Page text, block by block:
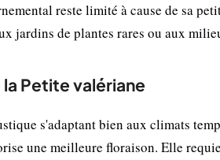
reste limité à cause de sa
jardins de plantes rares ou aux
Petite valériane
s'adaptant bien aux climats
une meilleure floraison. Elle